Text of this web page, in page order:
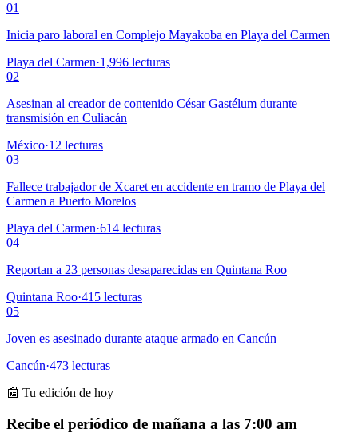
01
Inicia paro laboral en Complejo Mayakoba en Playa del Carmen
Playa del Carmen·1,996 lecturas
02
Asesinan al creador de contenido César Gastélum durante
transmisión en Culiacán
México·12 lecturas
03
Fallece trabajador de Xcaret en accidente en tramo de Playa del
Carmen a Puerto Morelos
Playa del Carmen·614 lecturas
04
Reportan a 23 personas desaparecidas en Quintana Roo
Quintana Roo·415 lecturas
05
Joven es asesinado durante ataque armado en Cancún
Cancún·473 lecturas
📰 Tu edición de hoy
Recibe el periódico de mañana a las 7:00 am